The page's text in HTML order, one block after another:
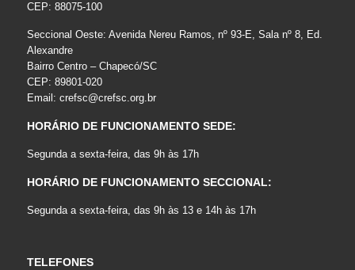
CEP: 88075-100
Seccional Oeste: Avenida Nereu Ramos, nº 93-E, Sala nº 8, Ed.
Alexandre
Bairro Centro – Chapecó/SC
CEP: 89801-020
Email: crefsc@crefsc.org.br
HORÁRIO DE FUNCIONAMENTO SEDE:
Segunda a sexta-feira, das 9h às 17h
HORÁRIO DE FUNCIONAMENTO SECCIONAL:
Segunda a sexta-feira, das 9h às 13 e 14h às 17h
TELEFONES